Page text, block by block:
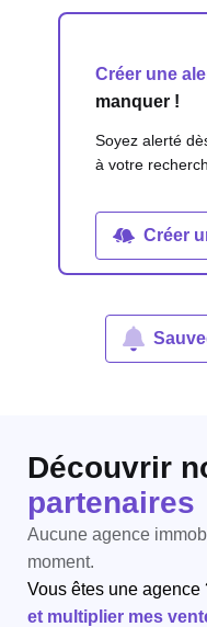
Créer une
manquer !
Soyez alerté
à votre
Créer
Découvrir
partenaires
Aucune agence
moment.
Vous êtes une agence
et multiplier mes